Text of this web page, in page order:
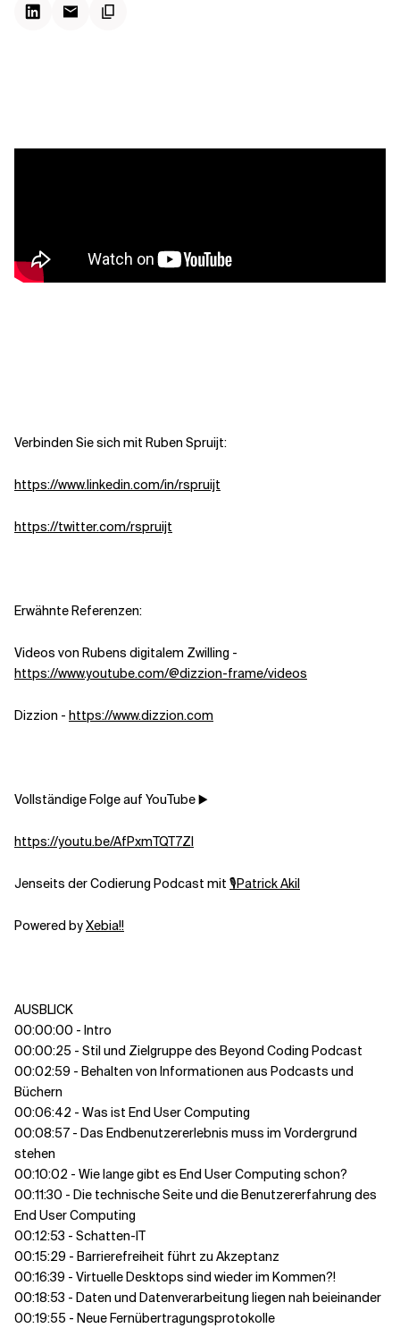
Verwandte Themen
Verbinden Sie sich mit Ruben Spruijt:
https://www.linkedin.com/in/rspruijt
https://twitter.com/rspruijt
Erwähnte Referenzen:
Videos von Rubens digitalem Zwilling -
https://www.youtube.com/@dizzion-frame/videos
Dizzion - https://www.dizzion.com
Vollständige Folge auf YouTube ▶️
https://youtu.be/AfPxmTQT7ZI
Jenseits der Codierung Podcast mit 🎙Patrick Akil
Powered byXebia!!
AUSBLICK
00:00:00 - Intro
00:00:25 - Stil und Zielgruppe des Beyond Coding Podcast
00:02:59 - Behalten von Informationen aus Podcasts und
Büchern
00:06:42 - Was ist End User Computing
00:08:57 - Das Endbenutzererlebnis muss im Vordergrund
stehen
00:10:02 - Wie lange gibt es End User Computing schon?
00:11:30 - Die technische Seite und die Benutzererfahrung des
End User Computing
00:12:53 - Schatten-IT
00:15:29 - Barrierefreiheit führt zu Akzeptanz
00:16:39 - Virtuelle Desktops sind wieder im Kommen?!
00:18:53 - Daten und Datenverarbeitung liegen nah beieinander
00:19:55 - Neue Fernübertragungsprotokolle